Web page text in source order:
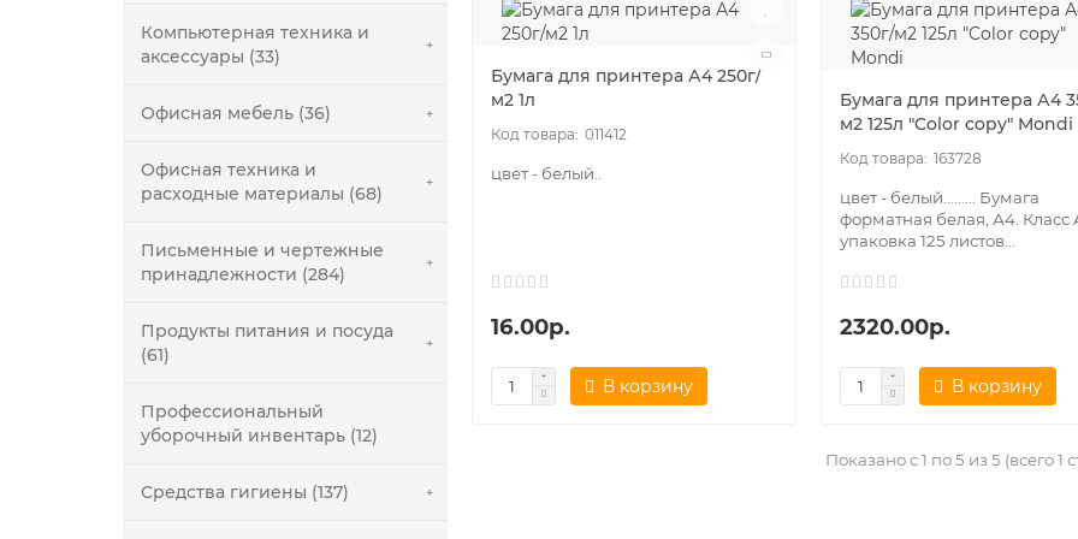
Компьютерная техника и
аксессуары (33)
Офисная мебель (36)
Офисная техника и
расходные материалы (68)
Письменные и чертежные
принадлежности (284)
Продукты питания и посуда
(61)
Профессиональный
уборочный инвентарь (12)
Средства гигиены (137)
Бумага для принтера А4 250г/
м2 1л
011412
цвет - белый..
16.00р.
В корзину
Бумага для принтера А4
м2 125л "Color copy" Mondi
163728
цвет - белый……... Бумага
форматная белая, А4. Класс
упаковка 125 листов...
2320.00р.
В корзину
Показано с 1 по 5 из 5 (всего 1